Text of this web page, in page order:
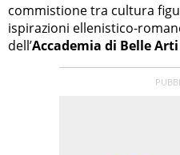
commistione tra cultura
ispirazioni ellenistico-
dell’Accademia di Belle